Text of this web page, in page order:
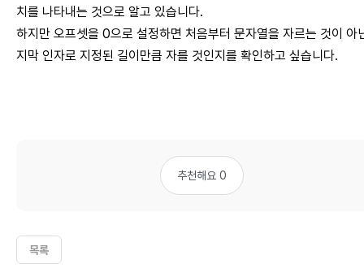
치를 나타내는 것으로 알고 있습니다.
하지만 오프셋을 0으로 설정하면 처음부터 문자열을 자르는 것이 아
지막 인자로 지정된 길이만큼 자를 것인지를 확인하고 싶습니다.
추천해요 0
목록